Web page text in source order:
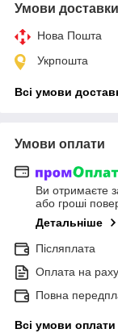
Умови доставки
Нова Пошта
Укрпошта
Всі умови
Умови оплати
Ви отримаєте
або гроші
Детальніше
Післяплата
Оплата на
Повна
Всі умови оплати